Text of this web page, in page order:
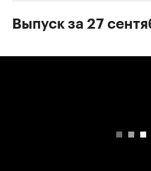
Выпуск за 27